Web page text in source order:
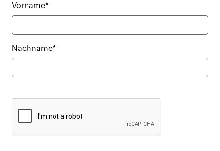
Vorname*
Nachname*